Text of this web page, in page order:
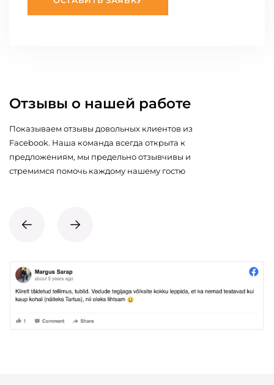
Отзывы о нашей работе
Показываем отзывы довольных клиентов из
Facebook. Наша команда всегда открыта к
предложениям, мы предельно отзывчивы и
стремимся помочь каждому нашему гостю